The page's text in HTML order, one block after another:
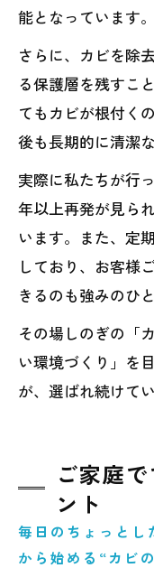
能となっています。
さらに、カビを除
る保護層を残すこ
てもカビが根付く
後も長期的に清潔
実際に私たちが行
年以上再発が見ら
います。また、定
しており、お客様
きるのも強みのひ
その場しのぎの「
い環境づくり」を
が、選ばれ続けて
ご家庭
ント
毎日のちょっとし
から始める“カビ